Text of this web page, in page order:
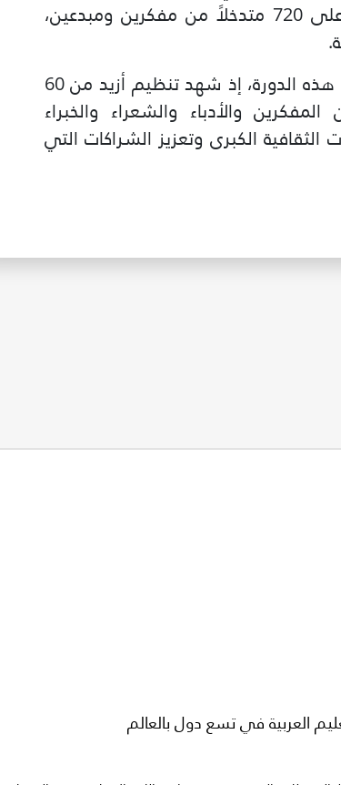
بطوطة، وشهدت تنظيم أكثر من 204 فعاليات بمشاركة ما يزيد على 720 متدخلاً من مفكرين ومبدعين،
وأكد الدكتور المالك أن جناح الإيسيسكو بالمعرض سجل حضورا في هذه الدورة، إذ شهد تنظيم أزيد من 60
والأدباء والشعراء والخبراء
الكبرى وتعزيز الشراكات التي
العربية في تسع دول بالعالم